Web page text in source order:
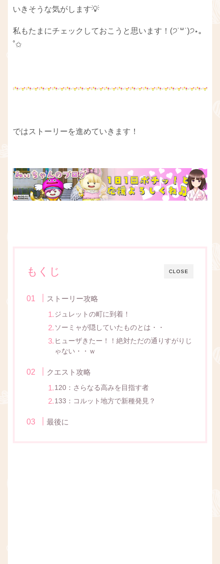
いきそうな気がします💡
私もたまにチェックしておこうと思います！(੭˙꒳​˙)੭⋆｡
˚✩
ではストーリーを進めていきます！
CLOSE
もくじ
ストーリー攻略
ジュレットの町に到着！
ソーミャが隠していたものとは・・
ヒューザきたー！！絶対ただの通りすがりじ
ゃない・・ｗ
クエスト攻略
120：さらなる高みを目指す者
133：コルット地方で新種発見？
最後に